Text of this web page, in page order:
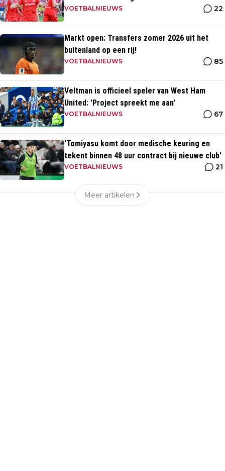
opponent
VOETBALNIEUWS 22
Markt open: Transfers zomer 2026 uit het
buitenland op een rij!
VOETBALNIEUWS 85
Veltman is officieel speler van West Ham
United: 'Project spreekt me aan'
VOETBALNIEUWS 67
'Tomiyasu komt door medische keuring en
tekent binnen 48 uur contract bij nieuwe club'
VOETBALNIEUWS 21
Meer artikelen